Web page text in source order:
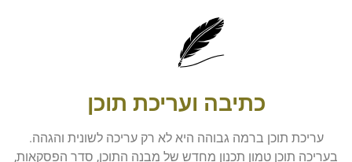
כתיבה ועריכת תוכן
עריכת תוכן ברמה גבוהה היא לא רק עריכה לשונית והגהה.
בעריכה תוכן טמון תכנון מחדש של מבנה התוכן, סדר הפסקאות,